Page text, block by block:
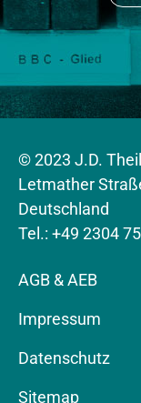
© 2023 J.D.
Letmather
Deutschland
Tel.: +49 2304
AGB & AEB
Impressum
Datenschutz
Sitemap